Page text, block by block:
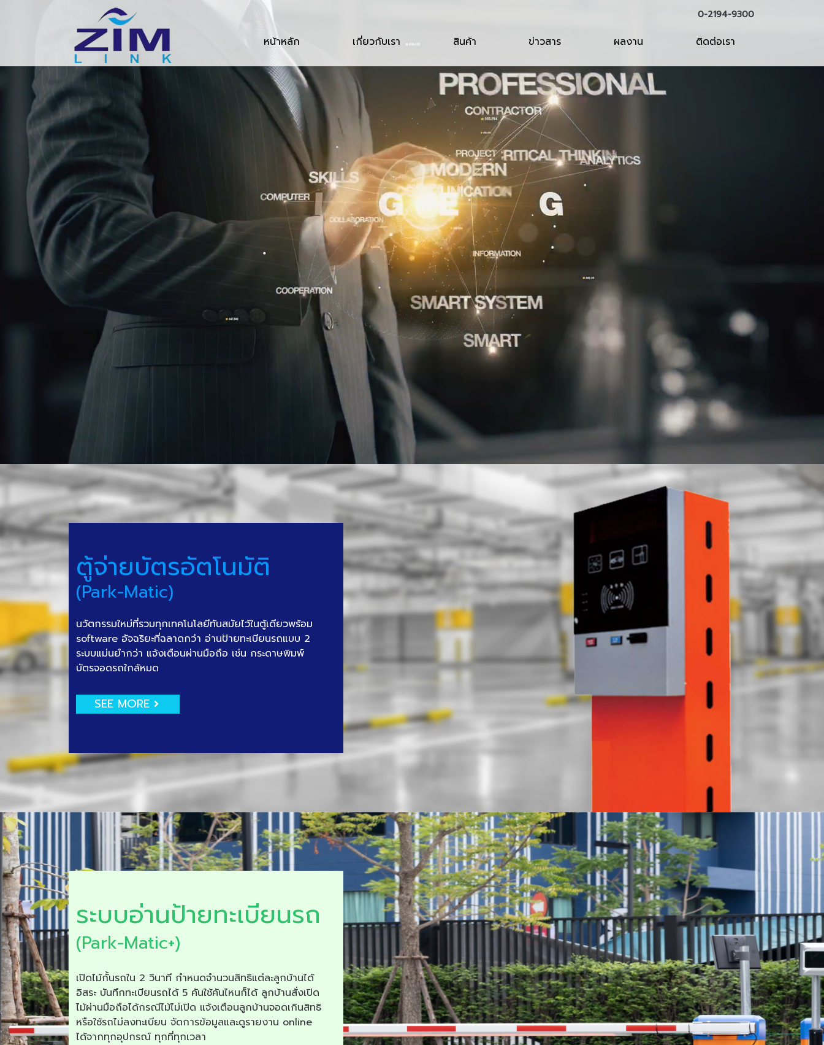
0-2194-9300
หน้าหลัก เกี่ยวกับเรา สินค้า ข่าวสาร ผลงาน ติดต่อเรา
ตู้จ่ายบัตรอัตโนมัติ
(Park-Matic)
นวัตกรรมใหม่ที่รวมทุกเทคโนโลยีทันสมัยไว้ในตู้เดียวพร้อม
software อัจฉริยะที่ฉลาดกว่า อ่านป้ายทะเบียนรถแบบ 2
ระบบแม่นยำกว่า แจ้งเตือนผ่านมือถือ เช่น กระดาษพิมพ์
บัตรจอดรถใกล้หมด
SEE MORE
ระบบอ่านป้ายทะเบียนรถ
(Park-Matic+)
เปิดไม้กั้นรถใน 2 วินาที กำหนดจำนวนสิทธิแต่ละลูกบ้านได้
อิสระ บันทึกทะเบียนรถได้ 5 คันใช้คันไหนก็ได้ ลูกบ้านสั่งเปิด
ไม้ผ่านมือถือได้กรณีไม้ไม่เปิด แจ้งเตือนลูกบ้านจอดเกินสิทธิ
หรือใช้รถไม่ลงทะเบียน จัดการข้อมูลและดูรายงาน online
ได้จากทุกอุปกรณ์ ทุกที่ทุกเวลา